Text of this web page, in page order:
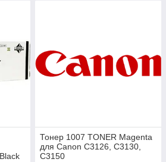
Тонер 1007 TONER Magenta
для Canon C3126, C3130,
C3150